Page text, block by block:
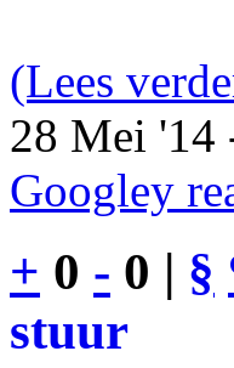
(Lees
28 Mei '14
Googley
+ 0 - 0 | §
stuur